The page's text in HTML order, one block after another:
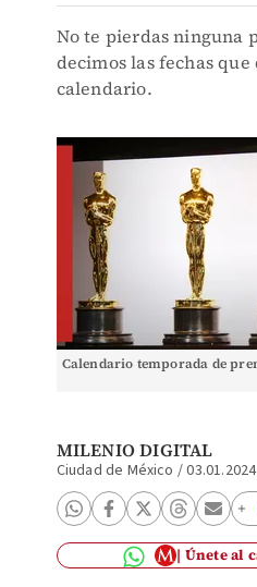
No te pierdas ninguna
decimos las fechas
calendario.
Calendario temporada de
MILENIO DIGITAL
Ciudad de México /
Únete al